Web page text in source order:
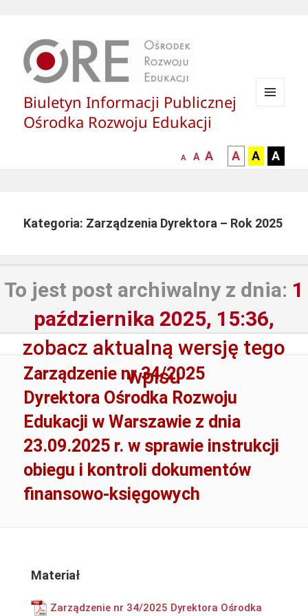
Biuletyn Informacji Publicznej
Ośrodka Rozwoju Edukacji
mniejsza
A
normalna
A
większa-
czcionka
A
kontrast
czarny
tle
A
kontrast
czarny
tle
A
żółty
tle
A
Kategoria: Zarządzenia Dyrektora – Rok 2025
To jest post archiwalny z dnia: 1
października 2025, 15:36,
zobacz aktualną wersję tego
wpisu
Zarządzenie nr 34/2025
Dyrektora Ośrodka Rozwoju
Edukacji w Warszawie z dnia
23.09.2025 r. w sprawie instrukcji
obiegu i kontroli dokumentów
finansowo-księgowych
Materiał
Zarządzenie nr 34/2025 Dyrektora Ośrodka